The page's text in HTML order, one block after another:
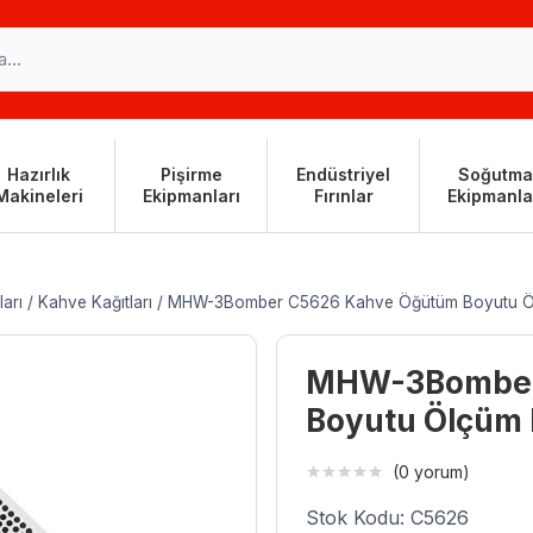
Hazırlık
Pişirme
Ekipmanları
Endüstriyel
Fırınlar
Soğutma
/ Kahve Kağıtları / MHW-3Bomber C5626 Kahve Öğütüm Boyutu
MHW-
Boyutu Ölçüm
(0 yorum)
Stok Kodu: C5626